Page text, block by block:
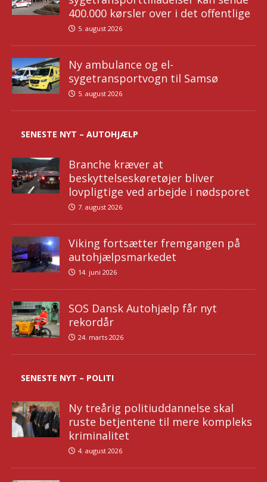
400.000 kørsler over i det offentlige
5. august 2026
Ny ambulance og el-
sygetransportvogn til Samsø
5. august 2026
SENESTE NYT – AUTOHJÆLP
Branche kræver at
beskyttelseskøretøjer bliver
lovpligtige ved arbejde i nødsporet
7. august 2026
Viking fortsætter fremgangen på
autohjælpsmarkedet
14. juni 2026
SOS Dansk Autohjælp får nyt
rekordår
24. marts 2026
SENESTE NYT – POLITI
Ny treårig politiuddannelse skal
ruste betjentene til mere kompleks
kriminalitet
4. august 2026